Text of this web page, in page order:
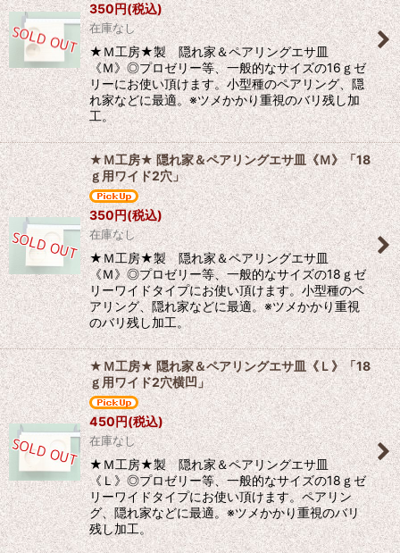
350円(税込)
在庫なし
★Ｍ工房★製 隠れ家＆ペアリングエサ皿
《Ｍ》◎プロゼリー等、一般的なサイズの16ｇゼ
リーにお使い頂けます。小型種のペアリング、隠
れ家などに最適。※ツメかかり重視のバリ残し加
工。
★Ｍ工房★ 隠れ家＆ペアリングエサ皿《Ｍ》「18
ｇ用ワイド2穴」
350円(税込)
在庫なし
★Ｍ工房★製 隠れ家＆ペアリングエサ皿
《Ｍ》◎プロゼリー等、一般的なサイズの18ｇゼ
リーワイドタイプにお使い頂けます。小型種のペ
アリング、隠れ家などに最適。※ツメかかり重視
のバリ残し加工。
★Ｍ工房★ 隠れ家＆ペアリングエサ皿《Ｌ》「18
ｇ用ワイド2穴横凹」
450円(税込)
在庫なし
★Ｍ工房★製 隠れ家＆ペアリングエサ皿
《Ｌ》◎プロゼリー等、一般的なサイズの18ｇゼ
リーワイドタイプにお使い頂けます。ペアリン
グ、隠れ家などに最適。※ツメかかり重視のバリ
残し加工。